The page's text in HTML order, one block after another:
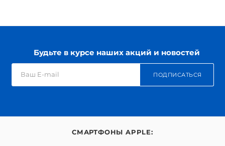
Будьте в курсе наших акций и новостей
ПОДПИСАТЬСЯ
СМАРТФОНЫ APPLE: